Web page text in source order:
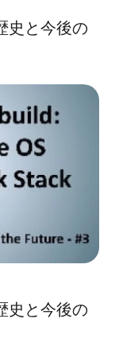
史と今後の
史と今後の